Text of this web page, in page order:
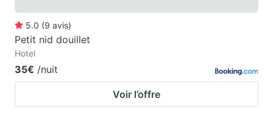
5.0 (9 avis)
Petit nid douillet
Hotel
35€ /nuit
Voir l’offre